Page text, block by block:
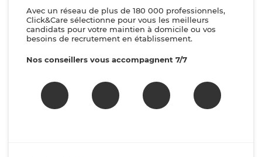
Avec un réseau de plus de 180 000 professionnels,
Click&Care sélectionne pour vous les meilleurs
candidats pour votre maintien à domicile ou vos
besoins de recrutement en établissement.
Nos conseillers vous accompagnent 7/7